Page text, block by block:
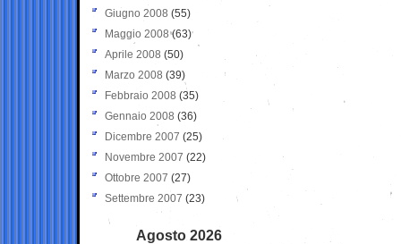
Giugno 2008 (55)
Maggio 2008(63)
Aprile 2008 (50)
Marzo 2008 (39)
Febbraio 2008 (35)
Gennaio 2008 (36)
Dicembre 2007 (25)
Novembre 2007 (22)
Ottobre 2007 (27)
Settembre 2007 (23)
Agosto 2026